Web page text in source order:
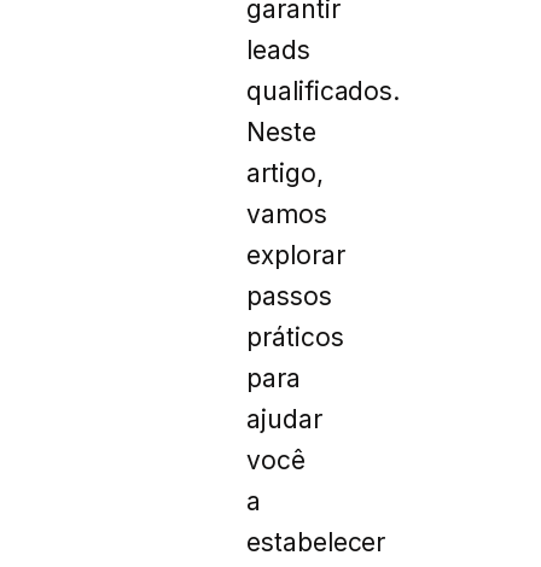
garantir
leads
qualificados.
Neste
artigo,
vamos
explorar
passos
práticos
para
ajudar
você
a
estabelecer